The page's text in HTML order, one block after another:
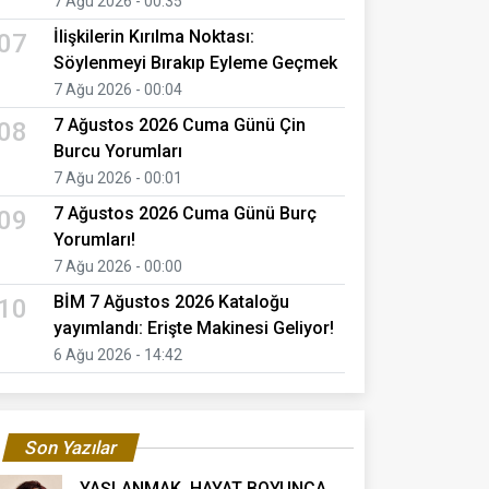
İlişkilerin Kırılma Noktası:
Söylenmeyi Bırakıp Eyleme Geçmek
7 Ağu 2026 - 00:04
7 Ağustos 2026 Cuma Günü Çin
Burcu Yorumları
7 Ağu 2026 - 00:01
7 Ağustos 2026 Cuma Günü Burç
Yorumları!
7 Ağu 2026 - 00:00
BİM 7 Ağustos 2026 Kataloğu
yayımlandı: Erişte Makinesi Geliyor!
6 Ağu 2026 - 14:42
Son Yazılar